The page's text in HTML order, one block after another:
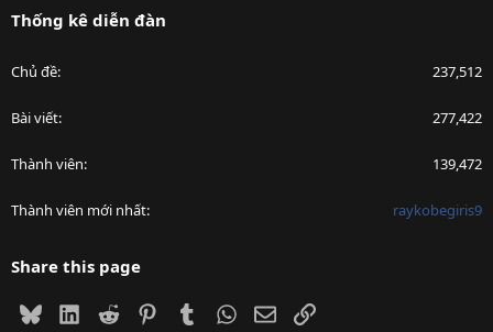
Thống kê diễn đàn
Chủ đề 237,512
Bài viết 277,422
Thành viên 139,472
Thành viên mới nhất raykobegiris9
Share this page
BlueskyLinkedIn
Reddit PinterestTumblrWhatsApp
EmailLink